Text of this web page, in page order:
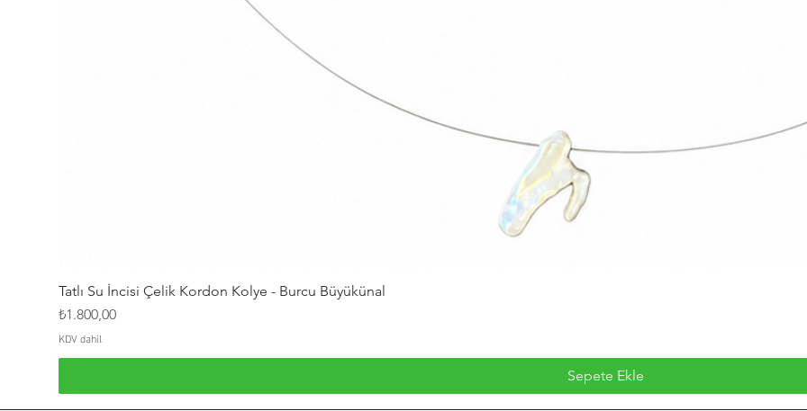
Tatlı Su İncisi Çelik Kordon Kolye - Burcu Büyükünal
Fiyat
₺1.800,00
KDV dahil
Sepete Ekle